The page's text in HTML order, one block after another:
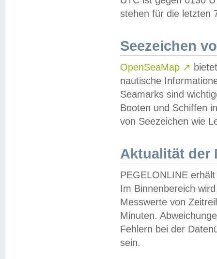
stehen für die letzten
Seezeichen
OpenSeaMap ↗
nautische
Seamarks sind
Booten und Schiffen
von Seezeichen wie
Aktualität der
PEGELONLINE
Im Binnenbereich
Messwerte von
Minuten.
Fehlern bei der
sein.